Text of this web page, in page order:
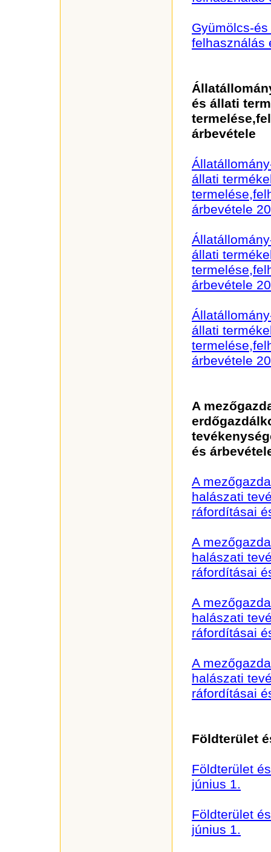
Gyümölcs-
felhasználás
és állati
árbevétele
állati
árbevétele
állati
árbevétele
állati
árbevétele
A
és
A
halászati
ráfordításai
A
halászati
ráfordításai
A
halászati
ráfordításai
A
halászati
ráfordításai
Földterület
Földterület
június 1.
Földterület
június 1.